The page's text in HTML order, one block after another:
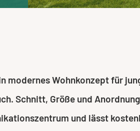
Wohnkonzept für
Schnitt, Größe und
und lässt